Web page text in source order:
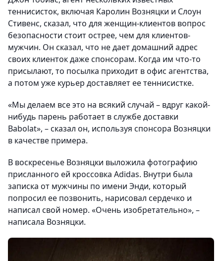
теннисисток, включая Каролин Возняцки и Слоун
Стивенс, сказал, что для женщин-клиентов вопрос
безопасности стоит острее, чем для клиентов-
мужчин. Он сказал, что не дает домашний адрес
своих клиенток даже спонсорам. Когда им что-то
присылают, то посылка приходит в офис агентства,
а потом уже курьер доставляет ее теннисистке.
«Мы делаем все это на всякий случай – вдруг какой-
нибудь парень работает в службе доставки
Babolat», – сказал он, используя спонсора Возняцки
в качестве примера.
В воскресенье Возняцки выложила фотографию
присланного ей кроссовка Adidas. Внутри была
записка от мужчины по имени Энди, который
попросил ее позвонить, нарисовал сердечко и
написал свой номер. «Очень изобретательно», –
написала Возняцки.